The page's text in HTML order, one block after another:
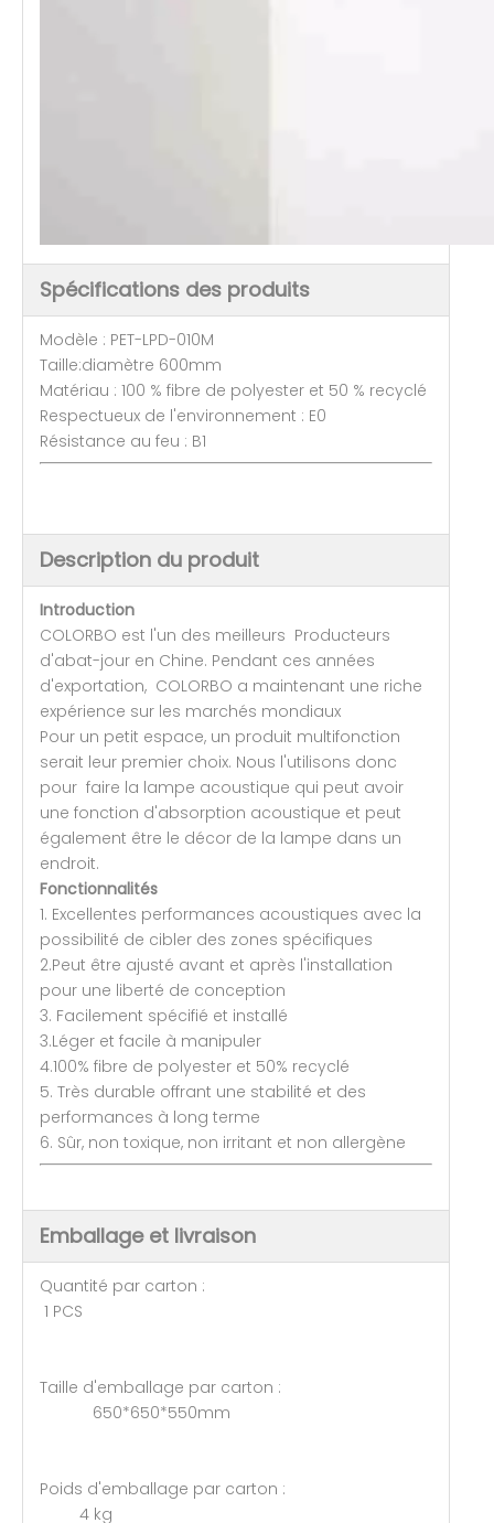
Spécifications des produits
Modèle : PET-LPD-010M
Taille:diamètre 600mm
Matériau : 100 % fibre de polyester et 50 % recyclé
Respectueux de l'environnement : E0
Résistance au feu : B1
Description du produit
Introduction
COLORBO est l'un des meilleurs Producteurs
d'abat-jour en Chine. Pendant ces années
d'exportation, COLORBO a maintenant une riche
expérience sur les marchés mondiaux
Pour un petit espace, un produit multifonction
serait leur premier choix. Nous l'utilisons donc
pour faire la lampe acoustique qui peut avoir
une fonction d'absorption acoustique et peut
également être le décor de la lampe dans un
endroit.
Fonctionnalités
1. Excellentes performances acoustiques avec la
possibilité de cibler des zones spécifiques
2.Peut être ajusté avant et après l'installation
pour une liberté de conception
3. Facilement spécifié et installé
3.Léger et facile à manipuler
4.100% fibre de polyester et 50% recyclé
5. Très durable offrant une stabilité et des
performances à long terme
6. Sûr, non toxique, non irritant et non allergène
Emballage et livraison
Quantité par carton :
1 PCS
Taille d'emballage par carton :
650*650*550mm
Poids d'emballage par carton :
4 kg